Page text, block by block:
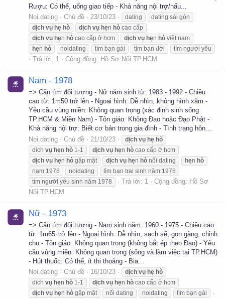
Rượu: Có thể, uống giao tiếp - Khả năng nội trợ/nấu...
Noi.dating
Chủ đề 23/10/23 dating
dating sài gòn
dịch vụ hẹ hò dịch vụ hẹn hò cao cấp
dịch vụ hẹn hò cao cấp ở hcm dịch vụ hẹn hò việt nam
hẹn hò noidating tìm bạn gái tìm bạn đời tìm người yêu
Trả lời: 1 Cộng đồng: Hồ Sơ Nối TP.HCM
Nam - 1978
=> Cần tìm đối tượng - Nữ năm sinh từ: 1983 - 1992 - Chiều
cao từ: 1m50 trở lên - Ngoại hình: Dễ nhìn, không hình xăm -
Yêu cầu vùng miền: Không quan trọng (xác định sinh sống
TP.HCM & Miền Nam) - Tôn giáo: Không Đạo hoặc Đạo Phật -
Khả năng nội trợ: Biết cơ bản trong gia đình - Tình trạng hôn...
Noi.dating
Chủ đề 21/10/23 dịch vụ hẹ hò
dich vụ hẹn hò 1-1 dịch vụ hẹn hò cao cấp ở hcm
dịch vụ hẹn hò gặp mặt dịch vụ hẹn hò nối dating hẹn hò
nam 1978
noidating
tìm bạn trai sinh năm 1978
tìm người yêu sinh năm 1978
Trả lời: 1 Cộng đồng: Hồ Sơ
Nối TP.HCM
Nữ - 1973
=> Cần tìm đối tượng - Nam sinh năm: 1960 - 1975 - Chiều cao
từ: 1m65 trở lên - Ngoại hình: Dễ nhìn, sạch sẽ, gọn gàng, chỉnh
chu - Tôn giáo: Không quan trọng (không bắt ép theo Đạo) - Yêu
cầu vùng miền: Không quan trọng (sống và làm việc tại TP.HCM)
- Hút thuốc: Có thể, ít thi thoảng - Bia...
Noi.dating
Chủ đề 16/10/23 dịch vụ hẹ hò
dich vụ hẹn hò 1-1 dịch vụ hẹn hò cao cấp ở hcm
dịch vụ hẹn hò gặp mặt nối dating noidating tìm bạn gái